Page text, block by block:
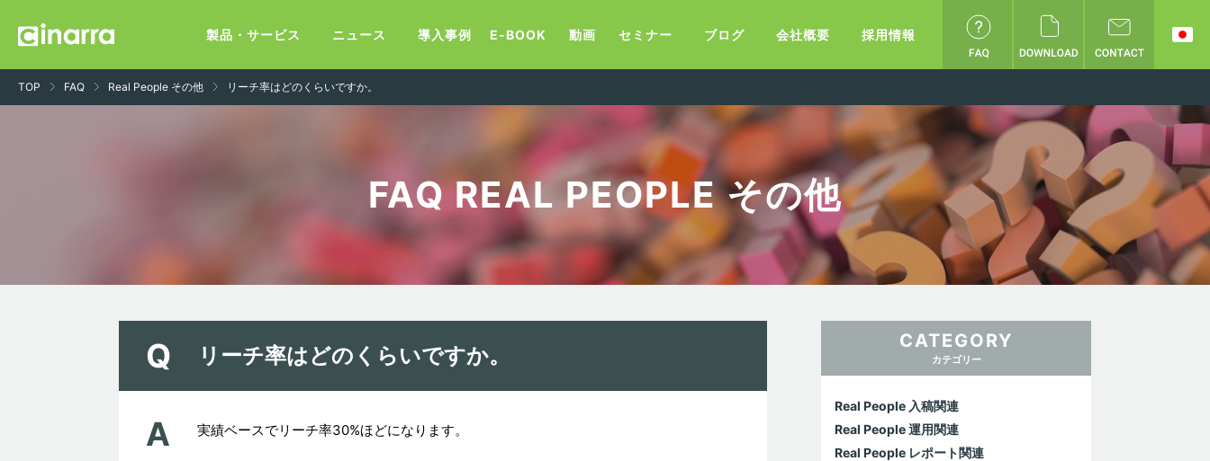
製品・サービス ニュース 導入事例 E-BOOK 動画 セミナー ブログ 会社概要 採用情報
TOP FAQ Real People その他 リーチ率はどのくらいですか。
FAQ REAL PEOPLE その他
リーチ率はどのくらいですか。
実績ベースでリーチ率30%ほどになります。
CATEGORY
カテゴリー
Real People 入稿関連
Real People 運用関連
Real People レポート関連